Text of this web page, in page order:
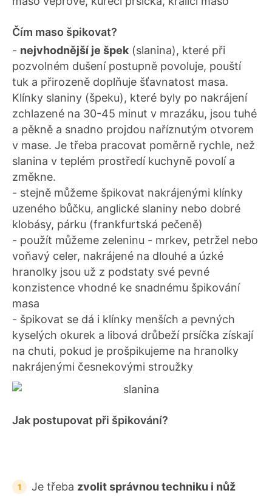
Čím maso špikovat?
- nejvhodnější je špek (slanina), které při
pozvolném dušení postupně povoluje, pouští
tuk a přirozeně doplňuje šťavnatost masa.
Klínky slaniny (špeku), které byly po nakrájení
zchlazené na 30-45 minut v mrazáku, jsou tuhé
a pěkně a snadno projdou naříznutým otvorem
v mase. Je třeba pracovat poměrně rychle, než
slanina v teplém prostředí kuchyně povolí a
změkne.
- stejně můžeme špikovat nakrájenými klínky
uzeného bůčku, anglické slaniny nebo dobré
klobásy, párku (frankfurtská pečeně)
- použít můžeme zeleninu - mrkev, petržel nebo
voňavý celer, nakrájené na dlouhé a úzké
hranolky jsou už z podstaty své pevné
konzistence vhodné ke snadnému špikování
masa
- špikovat se dá i klínky menších a pevných
kyselých okurek a libová drůbeží prsíčka získají
na chuti, pokud je prošpikujeme na hranolky
nakrájenými česnekovými stroužky
Jak postupovat při špikování?
Je třeba zvolit správnou techniku i nůž